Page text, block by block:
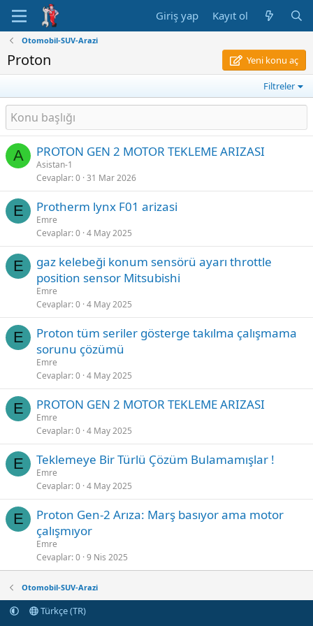
Giriş yap Kayıt ol
Otomobil-SUV-Arazi
Proton Yeni konu aç
Filtreler
A PROTON GEN 2 MOTOR TEKLEME ARIZASI
Asistan-1
Cevaplar 0 31 Mar 2026
E Protherm lynx F01 arizasi
Emre
Cevaplar 0 4 May 2025
E
gaz kelebeği konum sensörü ayarı throttle
position sensor Mitsubishi
Emre
Cevaplar 0 4 May 2025
E
Proton tüm seriler gösterge takılma çalışmama
sorunu çözümü
Emre
Cevaplar 0 4 May 2025
E PROTON GEN 2 MOTOR TEKLEME ARIZASI
Emre
Cevaplar 0 4 May 2025
E Teklemeye Bir Türlü Çözüm Bulamamışlar !
Emre
Cevaplar 0 4 May 2025
E
Proton Gen-2 Arıza: Marş basıyor ama motor
çalışmıyor
Emre
Cevaplar 0 9 Nis 2025
Otomobil-SUV-Arazi
Türkçe (TR)